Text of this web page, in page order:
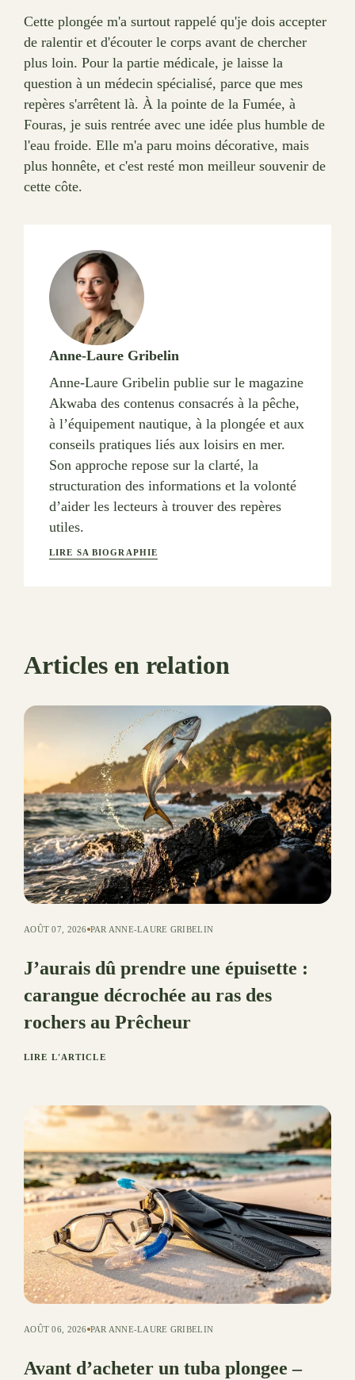
Cette plongée m'a surtout rappelé qu'je dois accepter
de ralentir et d'écouter le corps avant de chercher
plus loin. Pour la partie médicale, je laisse la
question à un médecin spécialisé, parce que mes
repères s'arrêtent là. À la pointe de la Fumée, à
Fouras, je suis rentrée avec une idée plus humble de
l'eau froide. Elle m'a paru moins décorative, mais
plus honnête, et c'est resté mon meilleur souvenir de
cette côte.
Anne-Laure Gribelin
Anne-Laure Gribelin publie sur le magazine
Akwaba des contenus consacrés à la pêche,
à l’équipement nautique, à la plongée et aux
conseils pratiques liés aux loisirs en mer.
Son approche repose sur la clarté, la
structuration des informations et la volonté
d’aider les lecteurs à trouver des repères
utiles.
LIRE SA BIOGRAPHIE
Articles en relation
AOÛT 07, 2026 PAR ANNE-LAURE GRIBELIN
J’aurais dû prendre une épuisette :
carangue décrochée au ras des
rochers au Prêcheur
LIRE L'ARTICLE
AOÛT 06, 2026 PAR ANNE-LAURE GRIBELIN
Avant d’acheter un tuba plongee –